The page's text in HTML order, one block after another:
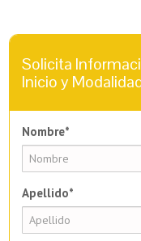
Solicita
Inicio y
Nombre*
Apellido*